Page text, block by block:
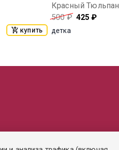
купить
Красный Тюльпан
500₽ 425 ₽
детка